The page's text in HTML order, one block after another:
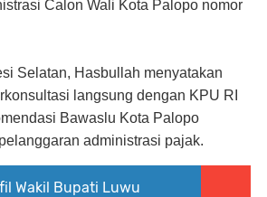
Calon Wali Kota Palopo nomor
Selatan, Hasbullah menyatakan
langsung dengan KPU RI
Bawaslu Kota Palopo
administrasi pajak.
Wakil Bupati Luwu